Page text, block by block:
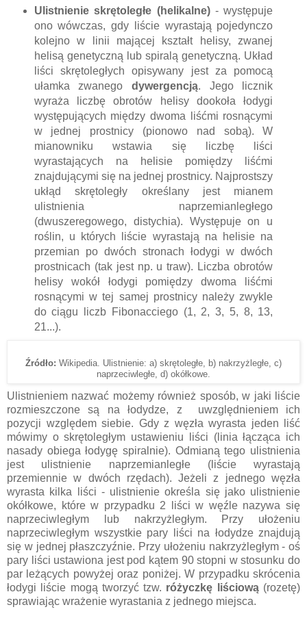
Ulistnienie skrętoległe (helikalne)- występuje
ono wówczas, gdy liście wyrastają pojedynczo
kolejno w linii mającej kształt helisy, zwanej
helisą genetyczną lub spiralą genetyczną. Układ
liści skrętoległych opisywany jest za pomocą
ułamka zwanego dywergencją. Jego licznik
wyraża liczbę obrotów helisy dookoła łodygi
występujących między dwoma liśćmi rosnącymi
w jednej prostnicy (pionowo nad sobą). W
mianowniku wstawia się liczbę liści
wyrastających na helisie pomiędzy liśćmi
znajdującymi się na jednej prostnicy. Najprostszy
ukłąd skrętoległy określany jest mianem
ulistnienia naprzemianległego
(dwuszeregowego, distychia). Występuje on u
roślin, u których liście wyrastają na helisie na
przemian po dwóch stronach łodygi w dwóch
prostnicach (tak jest np. u traw). Liczba obrotów
helisy wokół łodygi pomiędzy dwoma liśćmi
rosnącymi w tej samej prostnicy należy zwykle
do ciągu liczb Fibonacciego (1, 2, 3, 5, 8, 13,
21...).
Źródło: Wikipedia. Ulistnienie: a) skrętoległe, b) nakrzyżległe, c)
naprzeciwległe, d) okółkowe.
Ulistnieniem nazwać możemy również sposób, w jaki liście
rozmieszczone są na łodydze, z uwzględnieniem ich
pozycji względem siebie. Gdy z węzła wyrasta jeden liść
mówimy o skrętoległym ustawieniu liści (linia łącząca ich
nasady obiega łodygę spiralnie). Odmianą tego ulistnienia
jest ulistnienie naprzemianległe (liście wyrastają
przemiennie w dwóch rzędach). Jeżeli z jednego węzła
wyrasta kilka liści - ulistnienie określa się jako ulistnienie
okółkowe, które w przypadku 2 liści w węźle nazywa się
naprzeciwległym lub nakrzyżległym. Przy ułożeniu
naprzeciwległym wszystkie pary liści na łodydze znajdują
się w jednej płaszczyźnie. Przy ułożeniu nakrzyżległym - oś
pary liści ustawiona jest pod kątem 90 stopni w stosunku do
par leżących powyżej oraz poniżej. W przypadku skrócenia
łodygi liście mogą tworzyć tzw. różyczkę liściową(rozetę)
sprawiając wrażenie wyrastania z jednego miejsca.